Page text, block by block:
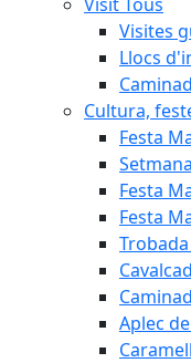
Visites
Llocs
Cultura,
Festa
Festa
Festa
Aplec